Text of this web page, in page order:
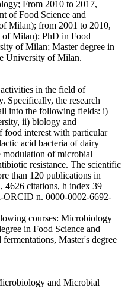
From 2010 to 2017,
of Food Science and
Milan); from 2001 to 2010,
Milan); PhD in Food
of Milan; Master degree in
University of Milan.
in the field of
Specifically, the research
into the following fields: i)
ii) biology and
food interest with particular
acid bacteria of dairy
of microbial
resistance. The scientific
than 120 publications in
4626 citations, h index 39
n. 0000-0002-6692-
courses: Microbiology
in Food Science and
Master's degree
and Microbial